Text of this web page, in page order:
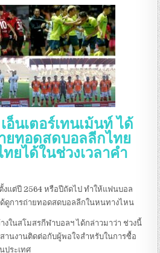
อ็นเตอร์เทนเม้นท์ ได้
ยทอดสดบอลลีกไทย
ยได้ในช่วงเวลาคำ
แต่ปี 2564 หรือปีถัดไป ทำให้แฟนบอล
ด้ดูการถ่ายทอดสดบอลลีกในหนทางไหน
ในสโมสรกีฬาบอลฯ ได้กล่าวมาว่า ช่วงนี้
สานงานติดต่อกับผู้พอใจสำหรับในการซื้อ
ประเทศ